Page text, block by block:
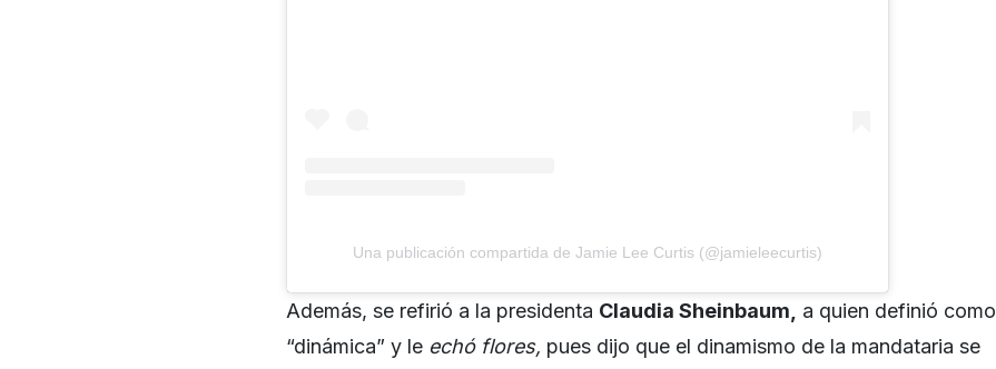
Una publicación compartida de Jamie Lee Curtis (@jamieleecurtis)
Además, se refirió a la presidenta Claudia Sheinbaum, a quien definió como
“dinámica” y le echó flores, pues dijo que el dinamismo de la mandataria se